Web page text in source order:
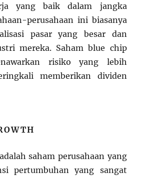
yang baik dalam jangka
perusahaan ini biasanya
pasar yang besar dan
mereka. Saham blue chip
risiko yang lebih
memberikan dividen
saham perusahaan yang
pertumbuhan yang sangat